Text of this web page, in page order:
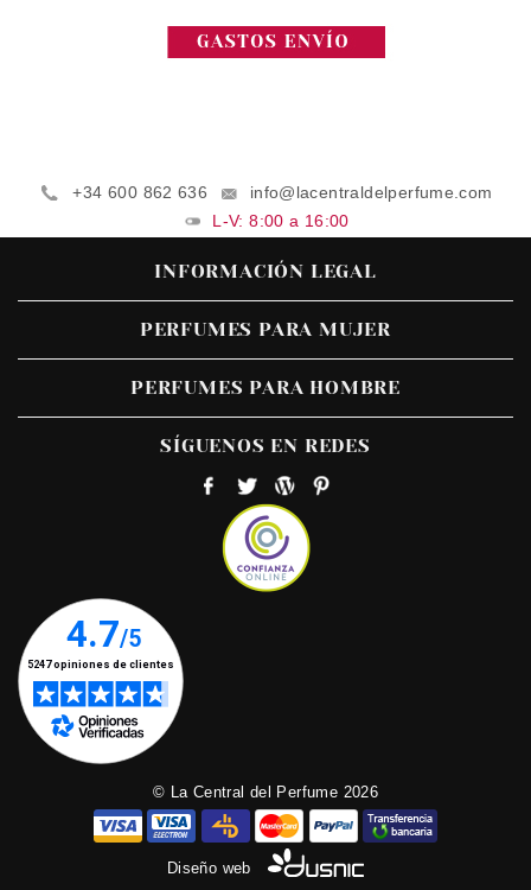
+34 600 862 636
info@lacentraldelperfume.com
L-V: 8:00 a 16:00
INFORMACIÓN LEGAL
PERFUMES PARA MUJER
PERFUMES PARA HOMBRE
SÍGUENOS EN REDES
© La Central del Perfume 2026
Diseño web